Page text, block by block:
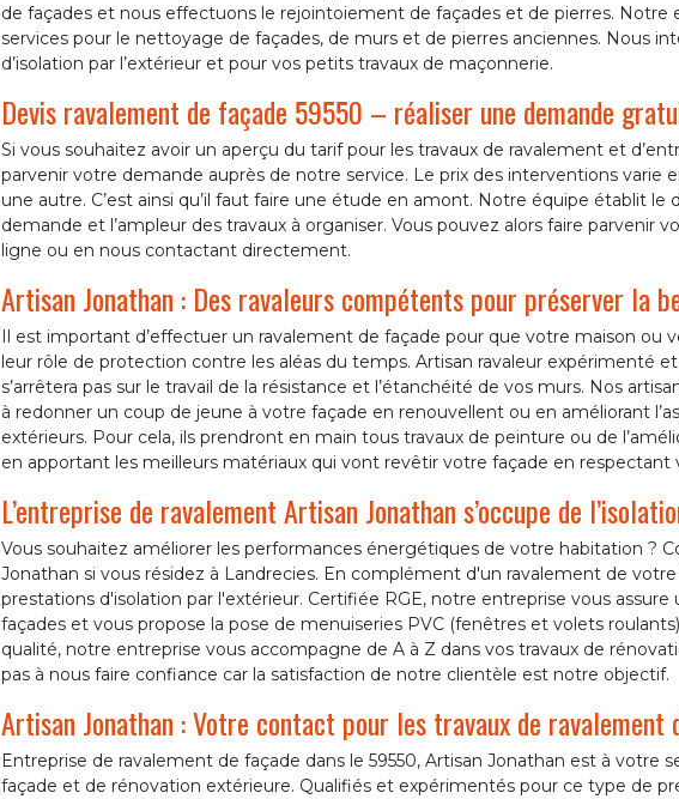
de façades et nous effectuons le rejointoiement de façades et de pierres. Notre
services pour le nettoyage de façades, de murs et de pierres anciennes. Nous
d’isolation par l’extérieur et pour vos petits travaux de maçonnerie.
Devis ravalement de façade 59550 – réaliser une demande
Si vous souhaitez avoir un aperçu du tarif pour les travaux de ravalement et
parvenir votre demande auprès de notre service. Le prix des interventions varie
une autre. C’est ainsi qu’il faut faire une étude en amont. Notre équipe établit le
demande et l’ampleur des travaux à organiser. Vous pouvez alors faire parvenir
ligne ou en nous contactant directement.
Artisan Jonathan : Des ravaleurs compétents pour préserver la
Il est important d’effectuer un ravalement de façade pour que votre maison ou
leur rôle de protection contre les aléas du temps. Artisan ravaleur expérimenté
s’arrêtera pas sur le travail de la résistance et l’étanchéité de vos murs. Nos
à redonner un coup de jeune à votre façade en renouvellent ou en améliorant
extérieurs. Pour cela, ils prendront en main tous travaux de peinture ou de
en apportant les meilleurs matériaux qui vont revêtir votre façade en respectant
L’entreprise de ravalement Artisan Jonathan s’occupe de
Vous souhaitez améliorer les performances énergétiques de votre habitation ?
Jonathan si vous résidez à Landrecies. En complément d'un ravalement de
prestations d'isolation par l'extérieur. Certifiée RGE, notre entreprise vous
façades et vous propose la pose de menuiseries PVC (fenêtres et volets
qualité, notre entreprise vous accompagne de A à Z dans vos travaux de
pas à nous faire confiance car la satisfaction de notre clientèle est notre objectif.
Artisan Jonathan : Votre contact pour les travaux de ravalement
Entreprise de ravalement de façade dans le 59550, Artisan Jonathan est à votre
façade et de rénovation extérieure. Qualifiés et expérimentés pour ce type de